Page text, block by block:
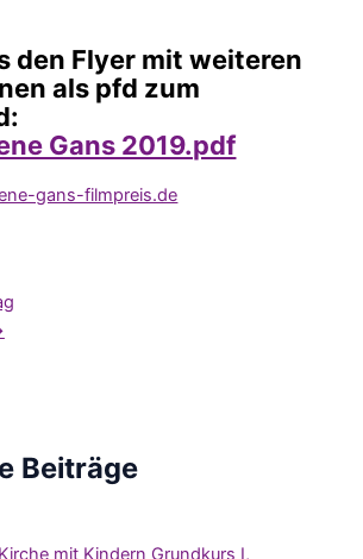
den Flyer mit weiteren
als pfd zum
Gans 2019.pdf
gans-filmpreis.de
Beiträge